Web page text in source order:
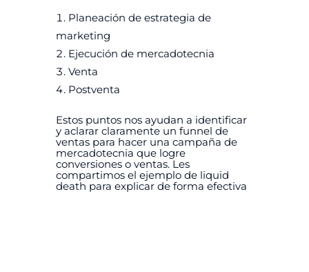
Planeación de estrategia de
marketing
Ejecución de mercadotecnia
Venta
Postventa
Estos puntos nos ayudan a identificar
y aclarar claramente un funnel de
ventas para hacer una campaña de
mercadotecnia que logre
conversiones o ventas. Les
compartimos el ejemplo de liquid
death para explicar de forma efectiva